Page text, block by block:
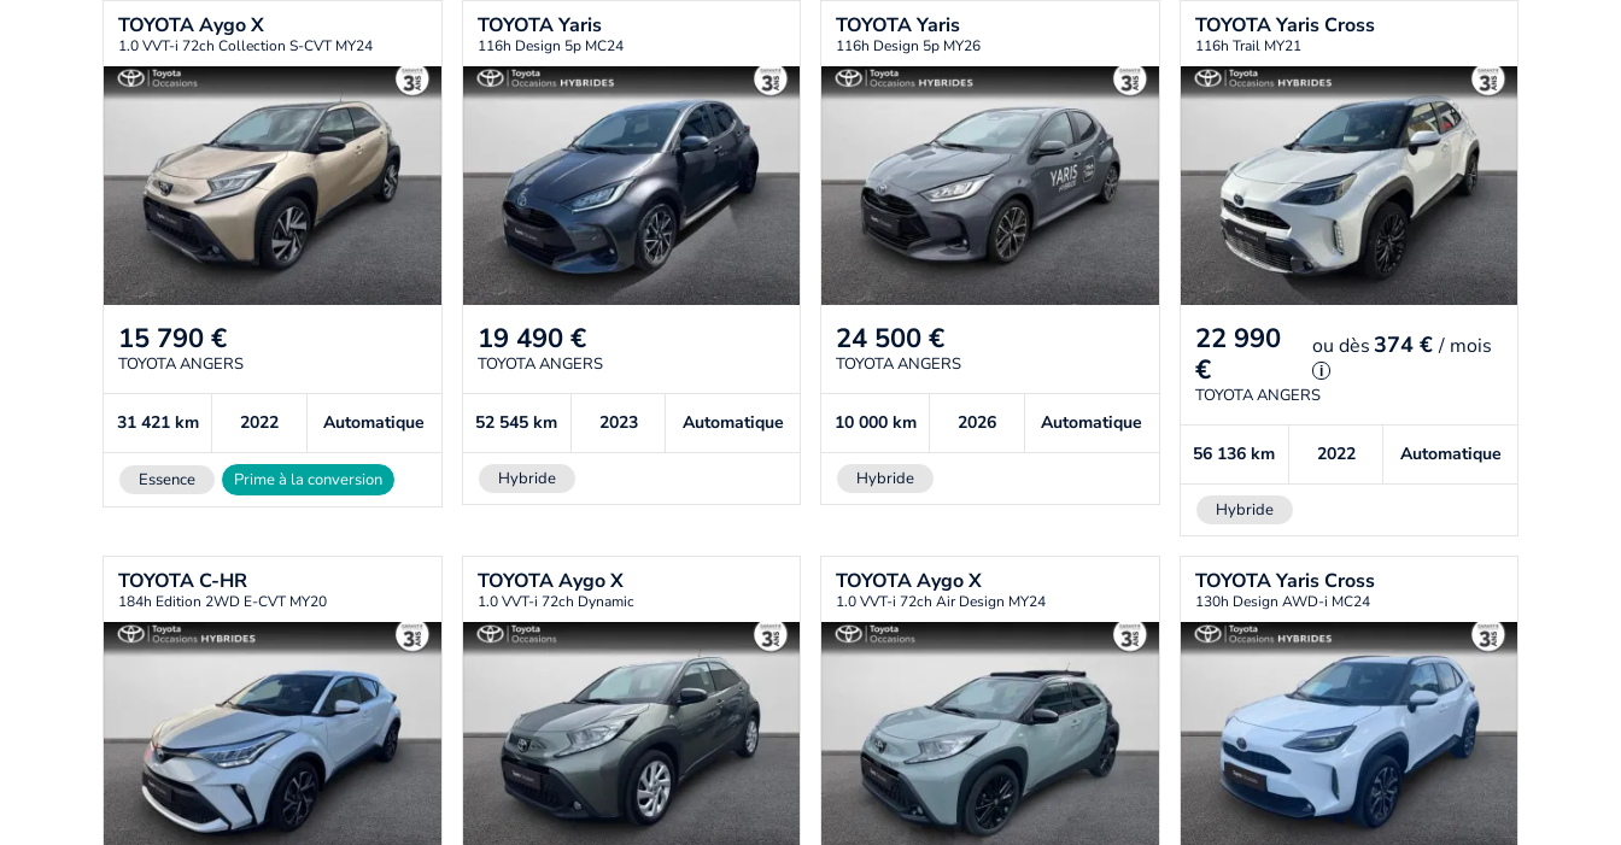
TOYOTAAygo X
1.0 VVT-i 72ch Collection S-CVT MY24
15 790 €
TOYOTA ANGERS
31 421 km 2022 Automatique
Essence Prime à la conversion
TOYOTAYaris
116h Design 5p MC24
19 490 €
TOYOTA ANGERS
52 545km 2023 Automatique
Hybride
TOYOTAYaris
116h Design 5p MY26
24 500 €
TOYOTA ANGERS
10 000 km 2026 Automatique
Hybride
TOYOTAYaris Cross
116h Trail MY21
22 990
€
ou dès374 €/ mois
i
TOYOTA ANGERS
56 136km 2022 Automatique
Hybride
TOYOTAC-HR
184h Edition 2WD E-CVT MY20
TOYOTAAygo X
1.0 VVT-i 72ch Dynamic
TOYOTAAygo X
1.0 VVT-i 72ch Air Design MY24
TOYOTAYaris Cross
130h Design AWD-i MC24